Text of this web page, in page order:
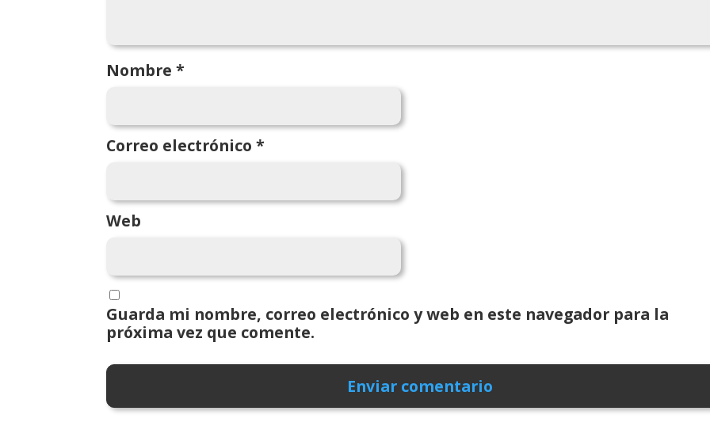
Nombre*
Correo electrónico*
Web
Guarda mi nombre, correo electrónico y web en este navegador para la
próxima vez que comente.